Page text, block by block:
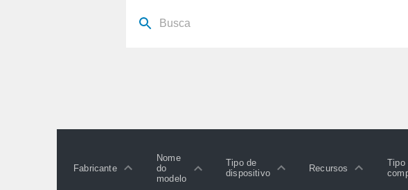
Fabricante
Nome
do
modelo
Tipo de
dispositivo
Recursos
Tipo